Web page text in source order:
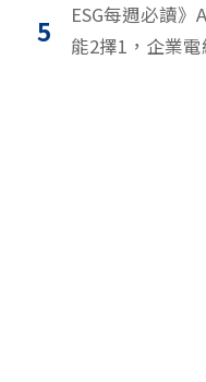
5
ESG每週必讀
能2擇1，企業電